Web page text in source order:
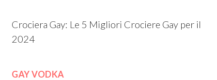
Crociera Gay: Le 5 Migliori Crociere Gay per il
2024
GAY VODKA